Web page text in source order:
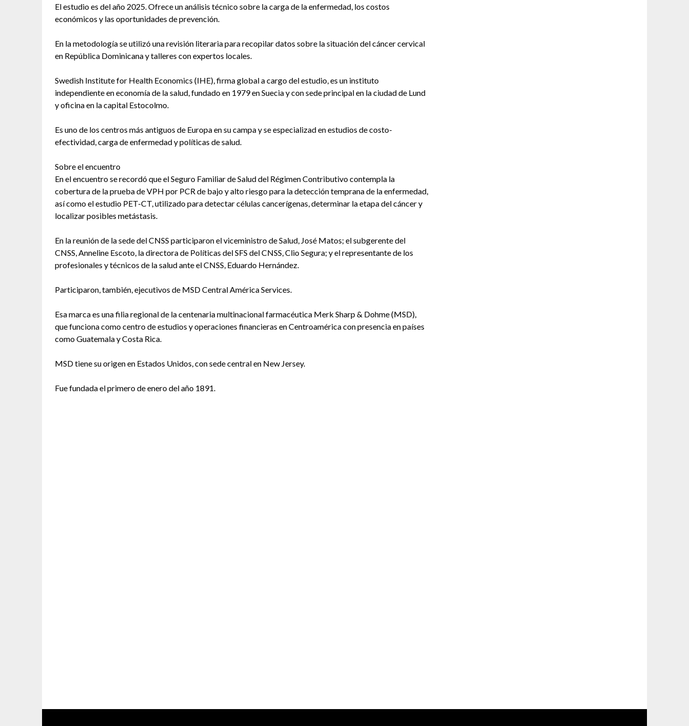
El estudio es del año 2025. Ofrece un análisis técnico sobre la carga de la enfermedad, los costos
económicos y las oportunidades de prevención.
En la metodología se utilizó una revisión literaria para recopilar datos sobre la situación del cáncer cervical
en República Dominicana y talleres con expertos locales.
Swedish Institute for Health Economics (IHE), firma global a cargo del estudio, es un instituto
independiente en economía de la salud, fundado en 1979 en Suecia y con sede principal en la ciudad de Lund
y oficina en la capital Estocolmo.
Es uno de los centros más antiguos de Europa en su campa y se especializad en estudios de costo-
efectividad, carga de enfermedad y políticas de salud.
Sobre el encuentro
En el encuentro se recordó que el Seguro Familiar de Salud del Régimen Contributivo contempla la
cobertura de la prueba de VPH por PCR de bajo y alto riesgo para la detección temprana de la enfermedad,
así como el estudio PET-CT, utilizado para detectar células cancerígenas, determinar la etapa del cáncer y
localizar posibles metástasis.
En la reunión de la sede del CNSS participaron el viceministro de Salud, José Matos; el subgerente del
CNSS, Anneline Escoto, la directora de Políticas del SFS del CNSS, Clio Segura; y el representante de los
profesionales y técnicos de la salud ante el CNSS, Eduardo Hernández.
Participaron, también, ejecutivos de MSD Central América Services.
Esa marca es una filia regional de la centenaria multinacional farmacéutica Merk Sharp & Dohme (MSD),
que funciona como centro de estudios y operaciones financieras en Centroamérica con presencia en países
como Guatemala y Costa Rica.
MSD tiene su origen en Estados Unidos, con sede central en New Jersey.
Fue fundada el primero de enero del año 1891.